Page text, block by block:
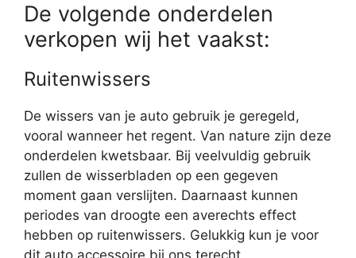
De volgende onderdelen
verkopen wij het vaakst:
Ruitenwissers
De wissers van je auto gebruik je geregeld,
vooral wanneer het regent. Van nature zijn deze
onderdelen kwetsbaar. Bij veelvuldig gebruik
zullen de wisserbladen op een gegeven
moment gaan verslijten. Daarnaast kunnen
periodes van droogte een averechts effect
hebben op ruitenwissers. Gelukkig kun je voor